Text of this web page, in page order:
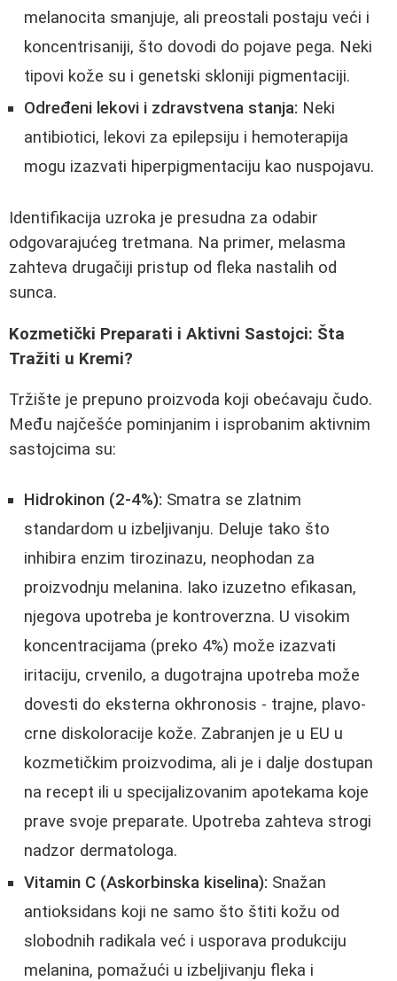
melanocita smanjuje, ali preostali postaju veći i
koncentrisaniji, što dovodi do pojave pega. Neki
tipovi kože su i genetski skloniji pigmentaciji.
Određeni lekovi i zdravstvena stanja: Neki
antibiotici, lekovi za epilepsiju i hemoterapija
mogu izazvati hiperpigmentaciju kao nuspojavu.
Identifikacija uzroka je presudna za odabir
odgovarajućeg tretmana. Na primer, melasma
zahteva drugačiji pristup od fleka nastalih od
sunca.
Kozmetički Preparati i Aktivni Sastojci: Šta
Tražiti u Kremi?
Tržište je prepuno proizvoda koji obećavaju čudo.
Među najčešće pominjanim i isprobanim aktivnim
sastojcima su:
Hidrokinon (2-4%): Smatra se zlatnim
standardom u izbeljivanju. Deluje tako što
inhibira enzim tirozinazu, neophodan za
proizvodnju melanina. Iako izuzetno efikasan,
njegova upotreba je kontroverzna. U visokim
koncentracijama (preko 4%) može izazvati
iritaciju, crvenilo, a dugotrajna upotreba može
dovesti do eksterna okhronosis - trajne, plavo-
crne diskoloracije kože. Zabranjen je u EU u
kozmetičkim proizvodima, ali je i dalje dostupan
na recept ili u specijalizovanim apotekama koje
prave svoje preparate. Upotreba zahteva strogi
nadzor dermatologa.
Vitamin C (Askorbinska kiselina): Snažan
antioksidans koji ne samo što štiti kožu od
slobodnih radikala već i usporava produkciju
melanina, pomažući u izbeljivanju fleka i